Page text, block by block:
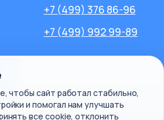
чтобы сайт работал стабильно,
и помогал нам улучшать
все cookie, отклонить